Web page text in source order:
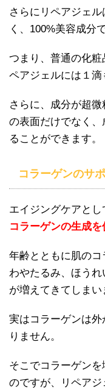
さらにリペアジェ
く、100%美容成分
つまり、普通の化
ペアジェルには１滴
さらに、成分が超
の表面だけでなく
ることができます。
コラーゲンのサ
エイジングケアとし
コラーゲンの生成を
年齢とともに肌の
わやたるみ、ほう
が増えてきてしまい
実はコラーゲンは
りません。
そこでコラーゲン
のですが、リペアジ